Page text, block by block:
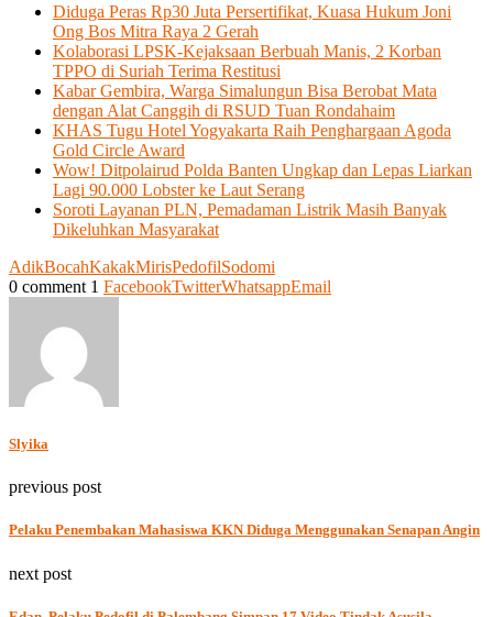
Diduga Peras Rp30 Juta Persertifikat, Kuasa Hukum Joni
Ong Bos Mitra Raya 2 Gerah
Kolaborasi LPSK-Kejaksaan Berbuah Manis, 2 Korban
TPPO di Suriah Terima Restitusi
Kabar Gembira, Warga Simalungun Bisa Berobat Mata
dengan Alat Canggih di RSUD Tuan Rondahaim
KHAS Tugu Hotel Yogyakarta Raih Penghargaan Agoda
Gold Circle Award
Wow! Ditpolairud Polda Banten Ungkap dan Lepas Liarkan
Lagi 90.000 Lobster ke Laut Serang
Soroti Layanan PLN, Pemadaman Listrik Masih Banyak
Dikeluhkan Masyarakat
AdikBocahKakakMirisPedofilSodomi
0 comment 1 FacebookTwitterWhatsappEmail
Slyika
previous post
Pelaku Penembakan Mahasiswa KKN Diduga Menggunakan Senapan Angin
next post